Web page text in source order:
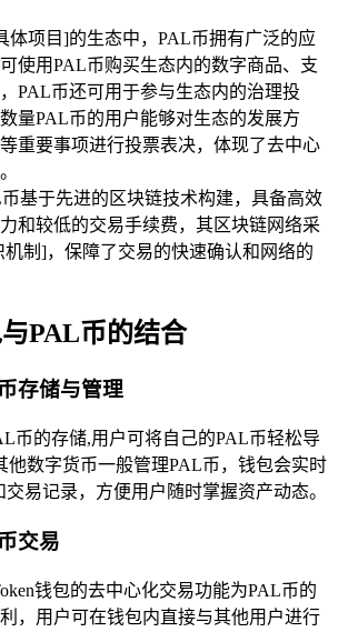
体项目]的生态中，PAL币拥有广泛的应
使用PAL币购买生态内的数字商品、支
PAL币还可用于参与生态内的治理投
量PAL币的用户能够对生态的发展方
重要事项进行投票表决，体现了去中心
基于先进的区块链技术构建，具备高效
和较低的交易手续费，其区块链网络采
机制]，保障了交易的快速确认和网络的
PAL币的结合
存储与管理
币的存储,用户可将自己的PAL币轻松导
他数字货币一般管理PAL币，钱包会实时
易记录，方便用户随时掌握资产动态。
交易
钱包的去中心化交易功能为PAL币的
，用户可在钱包内直接与其他用户进行